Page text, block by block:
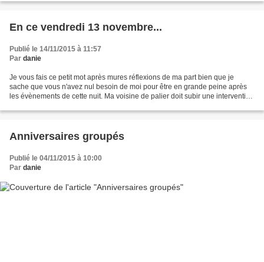
En ce vendredi 13 novembre...
Publié le 14/11/2015 à 11:57
Par danie
Je vous fais ce petit mot après mures réflexions de ma part bien que je
sache que vous n'avez nul besoin de moi pour être en grande peine après
les évènements de cette nuit. Ma voisine de palier doit subir une intervention
Anniversaires groupés
Publié le 04/11/2015 à 10:00
Par danie